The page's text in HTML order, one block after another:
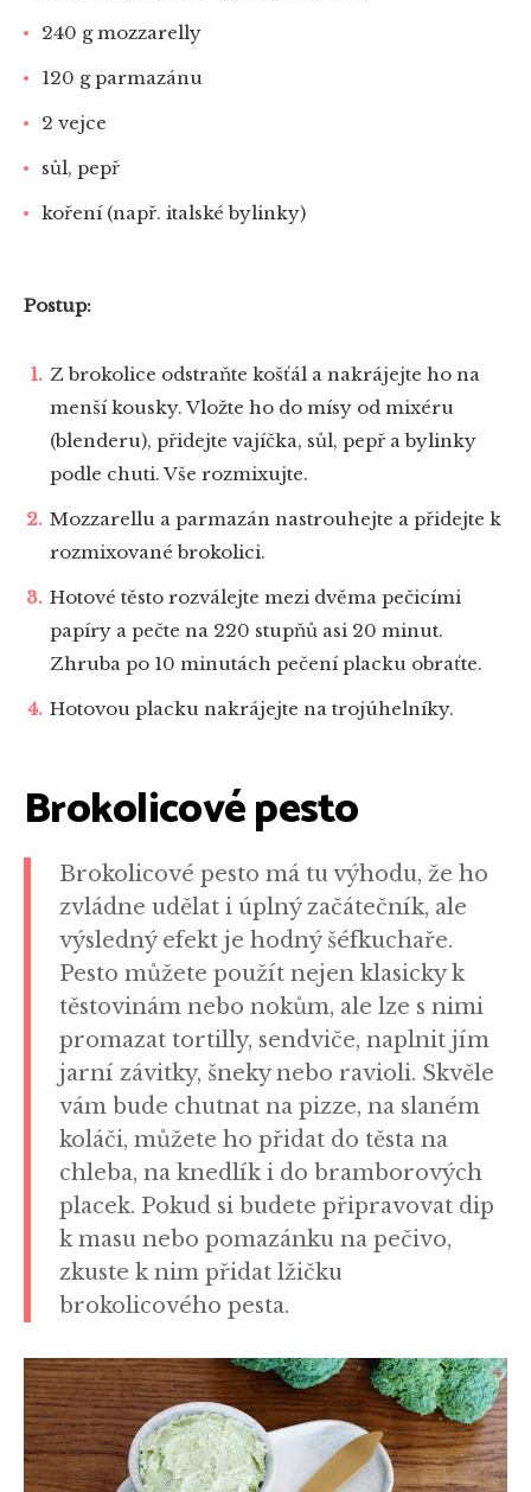
240 g mozzarelly
120 g parmazánu
2 vejce
sůl, pepř
koření (např. italské bylinky)
Postup:
Z brokolice odstraňte košťál a nakrájejte ho na
menší kousky. Vložte ho do mísy od mixéru
(blenderu), přidejte vajíčka, sůl, pepř a bylinky
podle chuti. Vše rozmixujte.
Mozzarellu a parmazán nastrouhejte a přidejte k
rozmixované brokolici.
Hotové těsto rozválejte mezi dvěma pečicími
papíry a pečte na 220 stupňů asi 20 minut.
Zhruba po 10 minutách pečení placku obraťte.
Hotovou placku nakrájejte na trojúhelníky.
Brokolicové pesto
Brokolicové pesto má tu výhodu, že ho
zvládne udělat i úplný začátečník, ale
výsledný efekt je hodný šéfkuchaře.
Pesto můžete použít nejen klasicky k
těstovinám nebo nokům, ale lze s nimi
promazat tortilly, sendviče, naplnit jím
jarní závitky, šneky nebo ravioli. Skvěle
vám bude chutnat na pizze, na slaném
koláči, můžete ho přidat do těsta na
chleba, na knedlík i do bramborových
placek. Pokud si budete připravovat dip
k masu nebo pomazánku na pečivo,
zkuste k nim přidat lžičku
brokolicového pesta.